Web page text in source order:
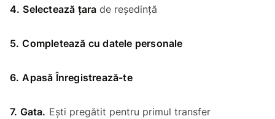
4. Selectează țara de reședință
5. Completează cu datele personale
6. Apasă Înregistrează-te
7. Gata. Ești pregătit pentru primul transfer